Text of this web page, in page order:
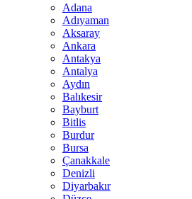
Adana
Adıyaman
Aksaray
Ankara
Antakya
Antalya
Aydın
Balıkesir
Bayburt
Bitlis
Burdur
Bursa
Çanakkale
Denizli
Diyarbakır